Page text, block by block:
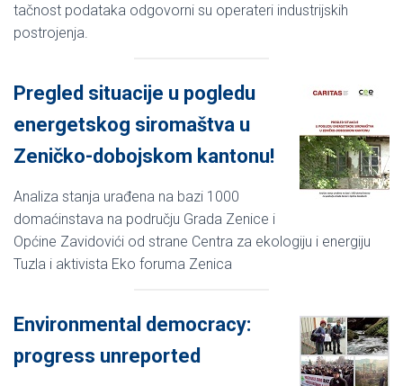
tačnost podataka odgovorni su operateri industrijskih
postrojenja.
Pregled situacije u pogledu
energetskog siromaštva u
Zeničko-dobojskom kantonu!
Analiza stanja urađena na bazi 1000
domaćinstava na području Grada Zenice i
Općine Zavidovići od strane Centra za ekologiju i energiju
Tuzla i aktivista Eko foruma Zenica
Environmental democracy:
progress unreported